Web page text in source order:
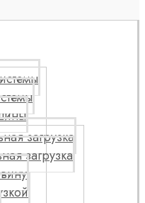
загрузка
загрузка